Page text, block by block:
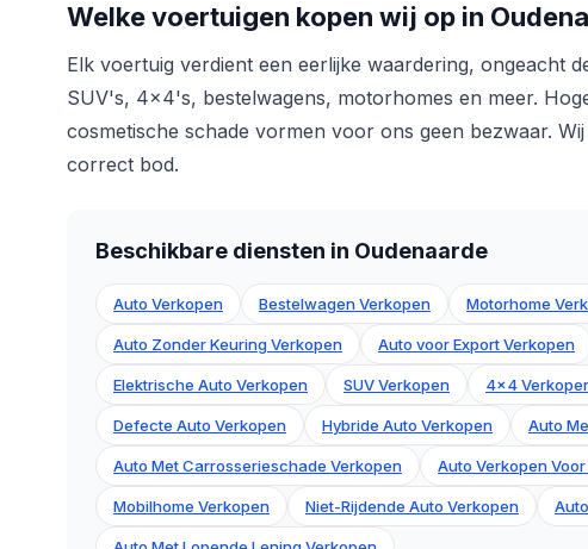
Welke voertuigen kopen wij op in
Elk voertuig verdient een eerlijke waardering, ongeacht
SUV's, 4x4's, bestelwagens, motorhomes en meer.
cosmetische schade vormen voor ons geen bezwaar.
correct bod.
Beschikbare diensten in Oudenaarde
Auto Verkopen Bestelwagen Verkopen Motorhome
Auto Zonder Keuring Verkopen Auto voor Export Verkopen
Elektrische Auto Verkopen SUV Verkopen 4x4
Defecte Auto Verkopen Hybride Auto Verkopen Auto
Auto Met Carrosserieschade Verkopen Auto Verkopen
Mobilhome Verkopen Niet-Rijdende Auto Verkopen